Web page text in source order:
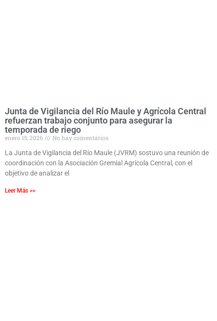
Junta de Vigilancia del Río Maule y Agrícola Central
refuerzan trabajo conjunto para asegurar la
temporada de riego
enero 15, 2026
No hay comentarios
La Junta de Vigilancia del Río Maule (JVRM) sostuvo una reunión de
coordinación con la Asociación Gremial Agrícola Central, con el
objetivo de analizar el
Leer Más >>